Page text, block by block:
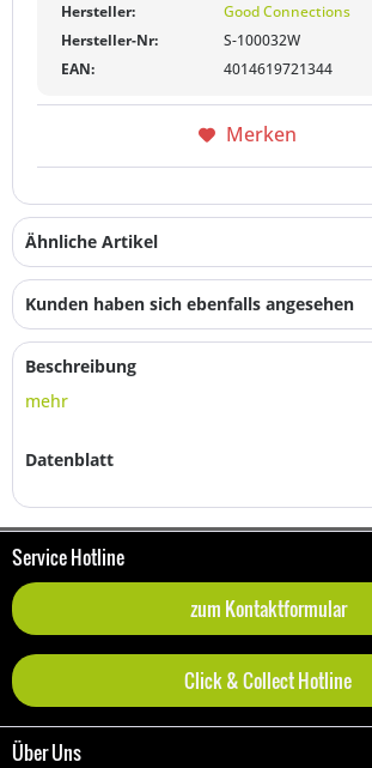
Hersteller:
Good Connections
Hersteller-Nr:
S-100032W
EAN:
4014619721344
Merken
Ähnliche Artikel
Kunden haben sich ebenfalls angesehen
Beschreibung
mehr
Datenblatt
Service Hotline
zum Kontaktformular
Click & Collect Hotline
Über Uns